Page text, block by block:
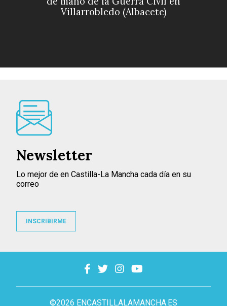
Villarrobledo (Albacete)
©2026 ENCASTILLALAMANCHA.ES
Newsletter
Lo mejor de en Castilla-La Mancha cada día en su
correo
INSCRIBIRME